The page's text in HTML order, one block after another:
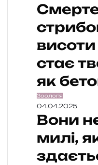
стає
як
Зоологія
04.04.2025
Вони
милі,